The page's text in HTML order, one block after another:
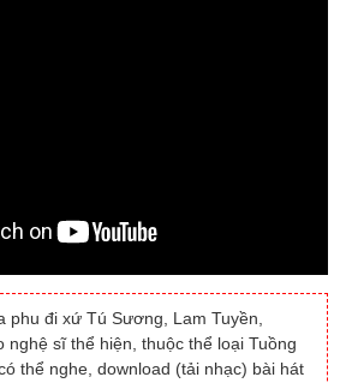
phu đi xứ Tú Sương, Lam Tuyền,
nghệ sĩ thể hiện, thuộc thể loại Tuồng
thể nghe, download (tải nhạc) bài hát